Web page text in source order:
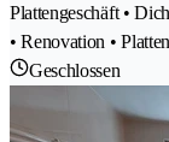
Plattengeschäft •
• Renovation •
Geschlossen